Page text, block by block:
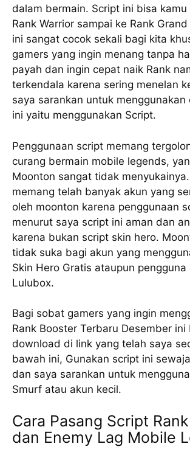
dalam bermain. Script ini bisa kamu
Rank Warrior sampai ke Rank
ini sangat cocok sekali bagi kita
gamers yang ingin menang tanpa
payah dan ingin cepat naik Rank
terkendala karena sering menelan
saya sarankan untuk menggunakan
ini yaitu menggunakan Script.
Penggunaan script memang
curang bermain mobile legends,
Moonton sangat tidak
memang telah banyak akun yang
oleh moonton karena penggunaan
menurut saya script ini aman dan
karena bukan script skin hero.
tidak suka bagi akun yang
Skin Hero Gratis ataupun pengguna
Lulubox.
Bagi sobat gamers yang ingin
Rank Booster Terbaru Desember ini
download di link yang telah saya
bawah ini, Gunakan script ini
dan saya sarankan untuk
Smurf atau akun kecil.
Cara Pasang Script
dan Enemy Lag Mobile